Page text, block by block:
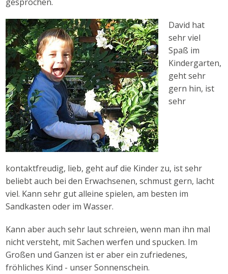
gesprochen.
David hat
sehr viel
Spaß im
Kindergarten,
geht sehr
gern hin, ist
sehr
kontaktfreudig, lieb, geht auf die Kinder zu, ist sehr
beliebt auch bei den Erwachsenen, schmust gern, lacht
viel. Kann sehr gut alleine spielen, am besten im
Sandkasten oder im Wasser.
Kann aber auch sehr laut schreien, wenn man ihn mal
nicht versteht, mit Sachen werfen und spucken. Im
Großen und Ganzen ist er aber ein zufriedenes,
fröhliches Kind - unser Sonnenschein.